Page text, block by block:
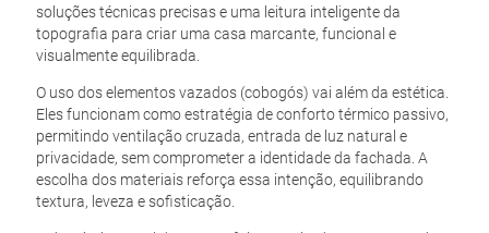
soluções técnicas precisas e uma leitura inteligente da
topografia para criar uma casa marcante, funcional e
visualmente equilibrada.
O uso dos elementos vazados (cobogós) vai além da estética.
Eles funcionam como estratégia de conforto térmico passivo,
permitindo ventilação cruzada, entrada de luz natural e
privacidade, sem comprometer a identidade da fachada. A
escolha dos materiais reforça essa intenção, equilibrando
textura, leveza e sofisticação.